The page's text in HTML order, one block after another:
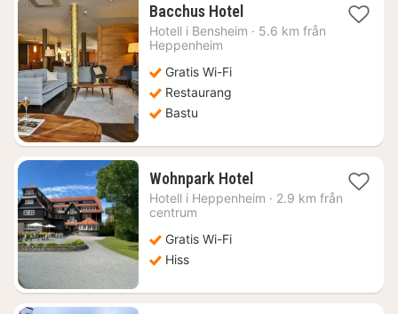
Bacchus Hotel1
natt
Hotell i Bensheim · 5.6 km från
Heppenheim
Gratis Wi-Fi
Restaurang
Bastu
Wohnpark Hotel1
natt
Hotell i Heppenheim · 2.9 km från
centrum
Gratis Wi-Fi
Hiss